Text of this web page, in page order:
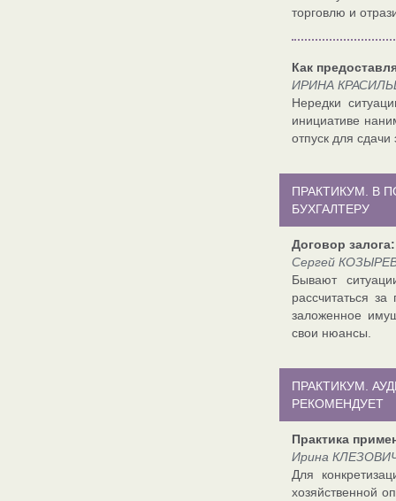
торговлю и
Как
ИРИНА
Нередки
инициативе
отпуск для
ПРАКТИКУМ. В
БУХГАЛТЕРУ
Договор
Сергей
Бывают
рассчитаться
заложенное
свои нюансы.
ПРАКТИКУМ.
РЕКОМЕНДУЕТ
Практика
Ирина
Для
хозяйственной